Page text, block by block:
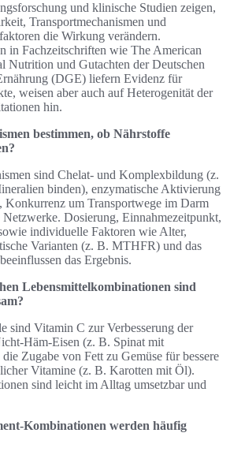
und klinische Studien zeigen,
Transportmechanismen und
die Wirkung verändern.
in Fachzeitschriften wie The American
Nutrition und Gutachten der Deutschen
(DGE) liefern Evidenz für
weisen aber auch auf Heterogenität der
hin.
bestimmen, ob Nährstoffe
sind Chelat‑ und Komplexbildung (z.
binden), enzymatische Aktivierung
Konkurrenz um Transportwege im Darm
Dosierung, Einnahmezeitpunkt,
individuelle Faktoren wie Alter,
Varianten (z. B. MTHFR) und das
das Ergebnis.
Lebensmittelkombinationen sind
sind Vitamin C zur Verbesserung der
(z. B. Spinat mit
Zugabe von Fett zu Gemüse für bessere
Vitamine (z. B. Karotten mit Öl).
sind leicht im Alltag umsetzbar und
werden häufig